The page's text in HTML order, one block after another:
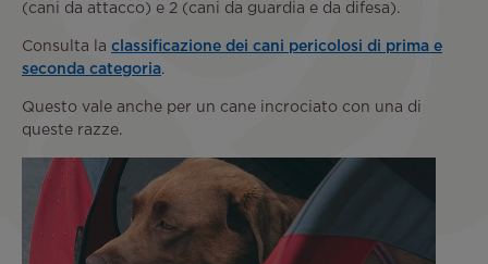
(cani da attacco) e 2 (cani da guardia e da difesa).
Consulta la classificazione dei cani pericolosi di prima e
seconda categoria.
Questo vale anche per un cane incrociato con una di
queste razze.